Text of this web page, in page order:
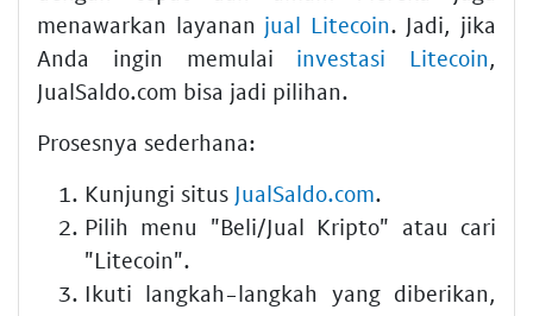
menawarkan layanan jual Litecoin. Jadi, jika
Anda ingin memulai investasi Litecoin,
JualSaldo.com bisa jadi pilihan.
Prosesnya sederhana:
Kunjungi situs JualSaldo.com.
Pilih menu "Beli/Jual Kripto" atau cari
"Litecoin".
Ikuti langkah-langkah yang diberikan,